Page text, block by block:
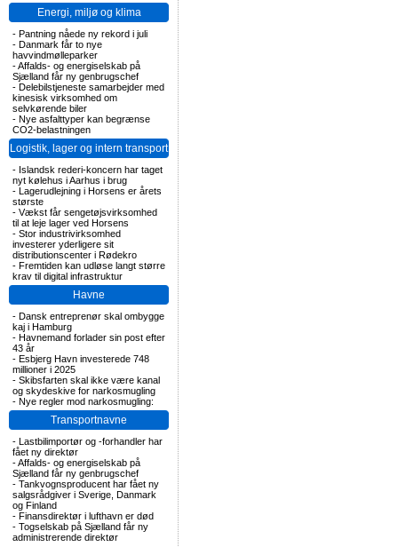
Energi, miljø og klima
- Pantning nåede ny rekord i juli
- Danmark får to nye
havvindmølleparker
-Affalds- og energiselskab på
Sjælland får ny genbrugschef
- Delebilstjeneste samarbejder med
kinesisk virksomhed om
selvkørende biler
- Nye asfalttyper kan begrænse
CO2-belastningen
Logistik, lager og intern transport
- Islandsk rederi-koncern har taget
nyt kølehus i Aarhus i brug
- Lagerudlejning i Horsens er årets
største
- Vækst får sengetøjsvirksomhed
til at leje lager ved Horsens
- Stor industrivirksomhed
investerer yderligere sit
distributionscenter i Rødekro
- Fremtiden kan udløse langt større
krav til digital infrastruktur
Havne
- Dansk entreprenør skal ombygge
kaj i Hamburg
- Havnemand forlader sin post efter
43 år
- Esbjerg Havn investerede 748
millioner i 2025
- Skibsfarten skal ikke være kanal
og skydeskive for narkosmugling
- Nye regler mod narkosmugling:
Transportnavne
- Lastbilimportør og -forhandler har
fået ny direktør
-Affalds- og energiselskab på
Sjælland får ny genbrugschef
- Tankvognsproducent har fået ny
salgsrådgiver i Sverige, Danmark
og Finland
- Finansdirektør i lufthavn er død
- Togselskab på Sjælland får ny
administrerende direktør